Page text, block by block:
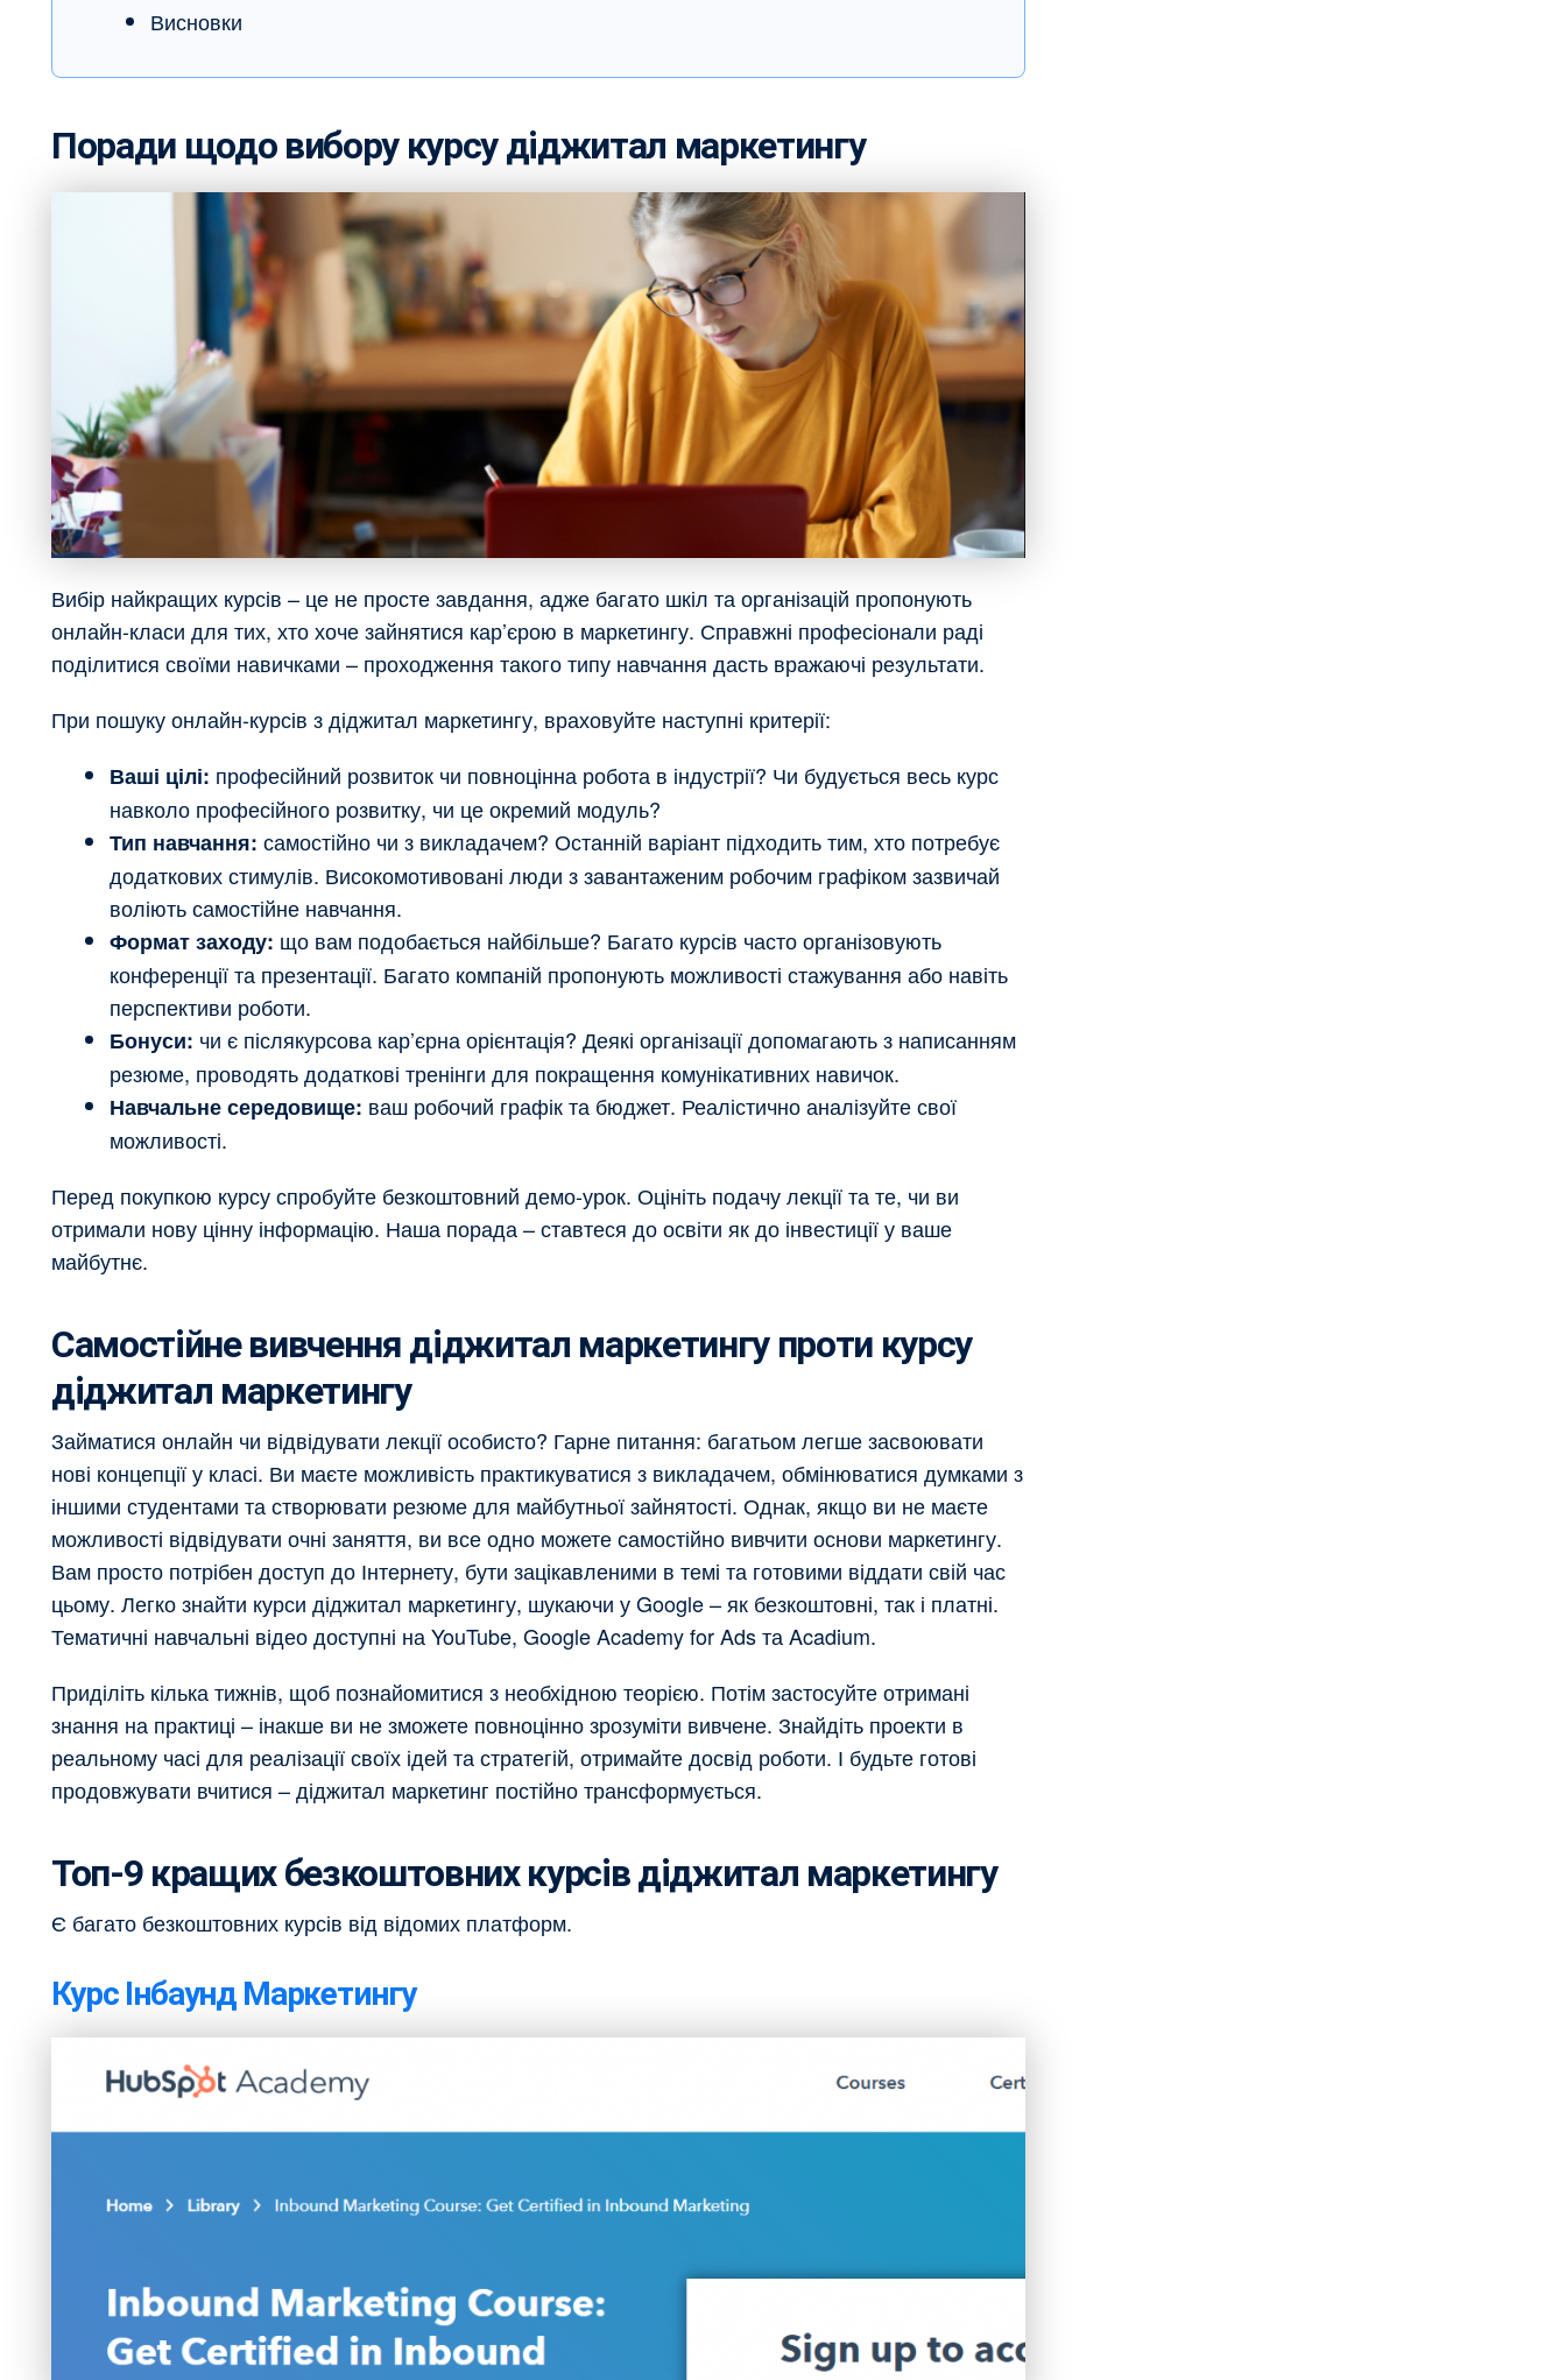
Висновки
Поради щодо вибору курсу діджитал маркетингу
Вибір найкращих курсів – це не просте завдання, адже багато шкіл та організацій пропонують
онлайн-класи для тих, хто хоче зайнятися кар’єрою в маркетингу. Справжні професіонали раді
поділитися своїми навичками – проходження такого типу навчання дасть вражаючі результати.
При пошуку онлайн-курсів з діджитал маркетингу, враховуйте наступні критерії:
Ваші цілі: професійний розвиток чи повноцінна робота в індустрії? Чи будується весь курс
навколо професійного розвитку, чи це окремий модуль?
Тип навчання: самостійно чи з викладачем? Останній варіант підходить тим, хто потребує
додаткових стимулів. Високомотивовані люди з завантаженим робочим графіком зазвичай
воліють самостійне навчання.
Формат заходу: що вам подобається найбільше? Багато курсів часто організовують
конференції та презентації. Багато компаній пропонують можливості стажування або навіть
перспективи роботи.
Бонуси: чи є післякурсова кар’єрна орієнтація? Деякі організації допомагають з написанням
резюме, проводять додаткові тренінги для покращення комунікативних навичок.
Навчальне середовище: ваш робочий графік та бюджет. Реалістично аналізуйте свої
можливості.
Перед покупкою курсу спробуйте безкоштовний демо-урок. Оцініть подачу лекції та те, чи ви
отримали нову цінну інформацію. Наша порада – ставтеся до освіти як до інвестиції у ваше
майбутнє.
Самостійне вивчення діджитал маркетингу проти курсу
діджитал маркетингу
Займатися онлайн чи відвідувати лекції особисто? Гарне питання: багатьом легше засвоювати
нові концепції у класі. Ви маєте можливість практикуватися з викладачем, обмінюватися думками з
іншими студентами та створювати резюме для майбутньої зайнятості. Однак, якщо ви не маєте
можливості відвідувати очні заняття, ви все одно можете самостійно вивчити основи маркетингу.
Вам просто потрібен доступ до Інтернету, бути зацікавленими в темі та готовими віддати свій час
цьому. Легко знайти курси діджитал маркетингу, шукаючи у Google – як безкоштовні, так і платні.
Тематичні навчальні відео доступні на YouTube, Google Academy for Ads та Acadium.
Приділіть кілька тижнів, щоб познайомитися з необхідною теорією. Потім застосуйте отримані
знання на практиці – інакше ви не зможете повноцінно зрозуміти вивчене. Знайдіть проекти в
реальному часі для реалізації своїх ідей та стратегій, отримайте досвід роботи. І будьте готові
продовжувати вчитися – діджитал маркетинг постійно трансформується.
Топ-9 кращих безкоштовних курсів діджитал маркетингу
Є багато безкоштовних курсів від відомих платформ.
Курс Інбаунд Маркетингу